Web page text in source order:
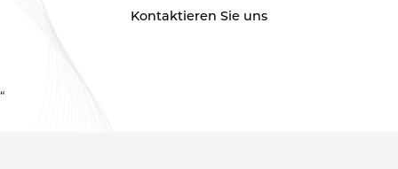
Kontaktieren Sie uns
“